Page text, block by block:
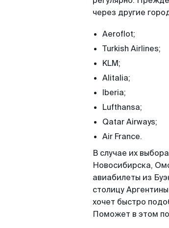
через другие
Aeroflot;
Turkish Airlines;
KLM;
Alitalia;
Iberia;
Lufthansa;
Qatar Airways;
Air France.
В случае их
Новосибирска,
авиабилеты из
столицу
хочет быстро
Поможет в этом